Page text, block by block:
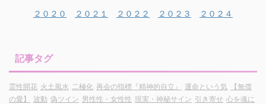
２０２０ ２０２１ ２０２２ ２０２３ ２０２４
記事タグ
霊性開花 火土風水 二極化 再会の指標『精神的自立』 運命という気
【無償
の愛】
波動 偽ツイン 男性性・女性性 現実・神秘サイン 引き寄せ 心を魂に